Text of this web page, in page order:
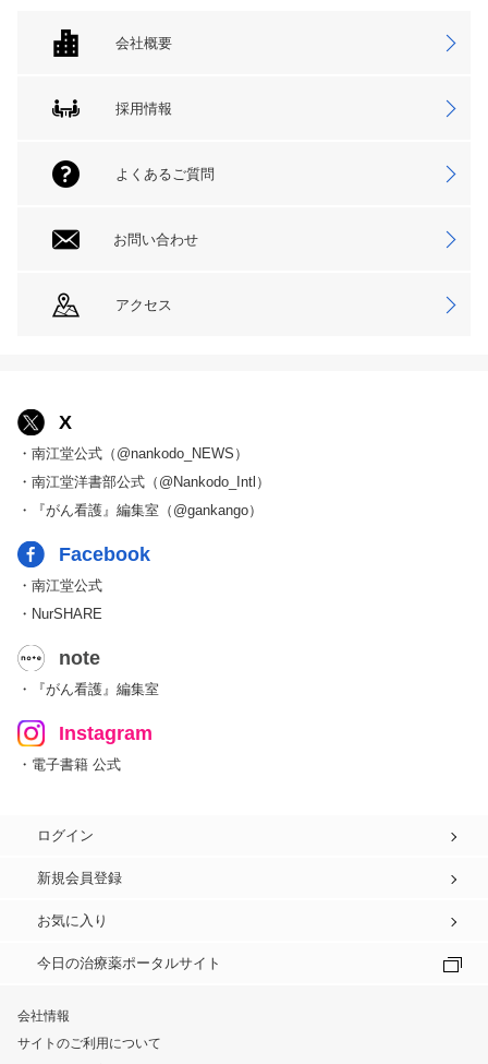
会社概要
採用情報
よくあるご質問
お問い合わせ
アクセス
X
・南江堂公式（@nankodo_NEWS）
・南江堂洋書部公式（@Nankodo_Intl）
・『がん看護』編集室（@gankango）
Facebook
・南江堂公式
・NurSHARE
note
・『がん看護』編集室
Instagram
・電子書籍 公式
ログイン
新規会員登録
お気に入り
今日の治療薬ポータルサイト
会社情報
サイトのご利用について